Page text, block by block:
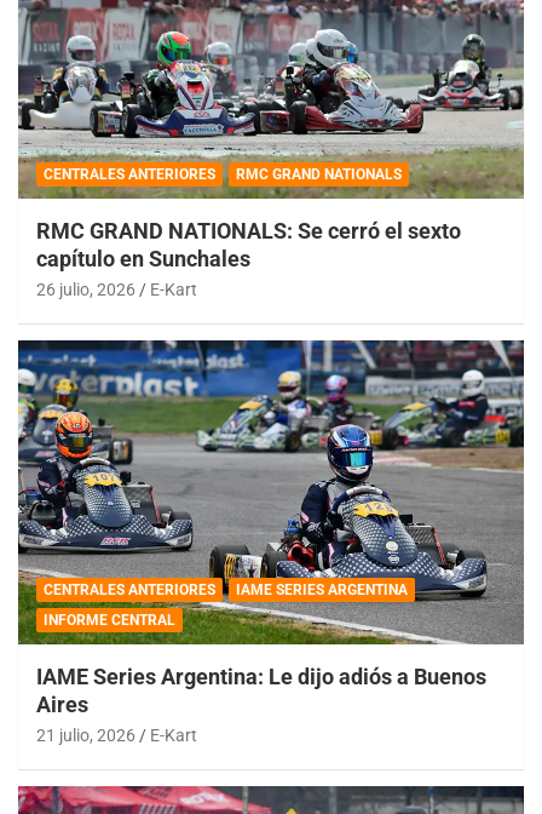
CENTRALES ANTERIORES RMC GRAND NATIONALS
RMC GRAND NATIONALS: Se cerró el sexto
capítulo en Sunchales
26 julio, 2026 E-Kart
CENTRALES ANTERIORES
IAME SERIES ARGENTINA
INFORME CENTRAL
IAME Series Argentina: Le dijo adiós a Buenos
Aires
21 julio, 2026 E-Kart